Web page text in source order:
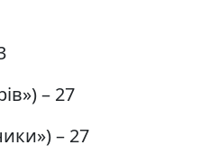
– 27
– 27